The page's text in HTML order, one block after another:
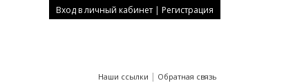
Вход в личный кабинет | Регистрация
Наши ссылки | Обратная связь